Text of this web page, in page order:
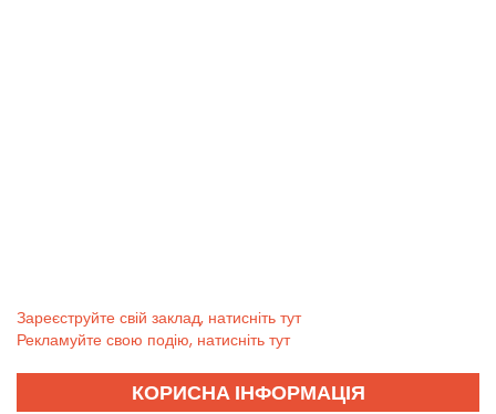
Зареєструйте свій заклад, натисніть тут
Рекламуйте свою подію, натисніть тут
КОРИСНА ІНФОРМАЦІЯ